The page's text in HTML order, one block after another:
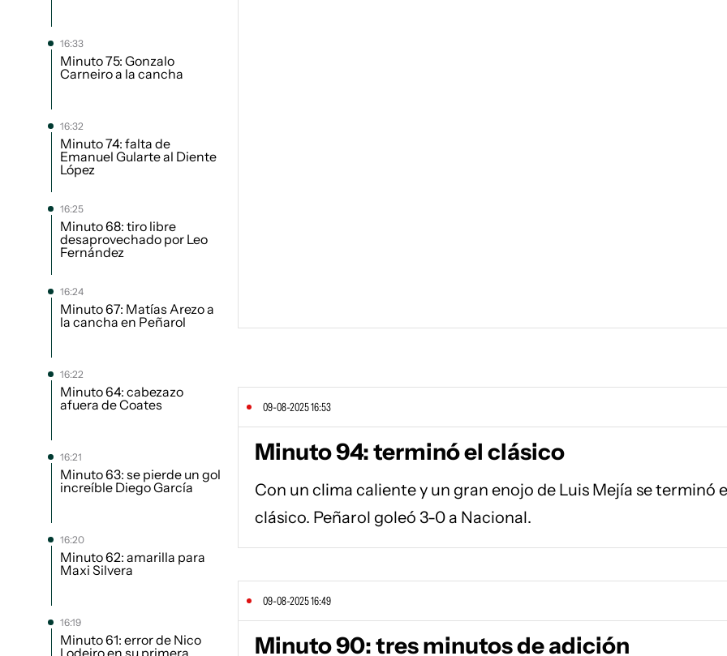
16:33
Minuto 75: Gonzalo
Carneiro a la cancha
16:32
Minuto 74: falta de
Emanuel Gularte al Diente
López
16:25
Minuto 68: tiro libre
desaprovechado por Leo
Fernández
16:24
Minuto 67: Matías Arezo a
la cancha en Peñarol
16:22
Minuto 64: cabezazo
afuera de Coates
16:21
Minuto 63: se pierde un gol
increíble Diego García
16:20
Minuto 62: amarilla para
Maxi Silvera
16:19
Minuto 61: error de Nico
Lodeiro en su primera
09-08-2025 16:53
Minuto 94: terminó el clásico
Con un clima caliente y un gran enojo de Luis Mejía se terminó
clásico. Peñarol goleó 3-0 a Nacional.
09-08-2025 16:49
Minuto 90: tres minutos de adición